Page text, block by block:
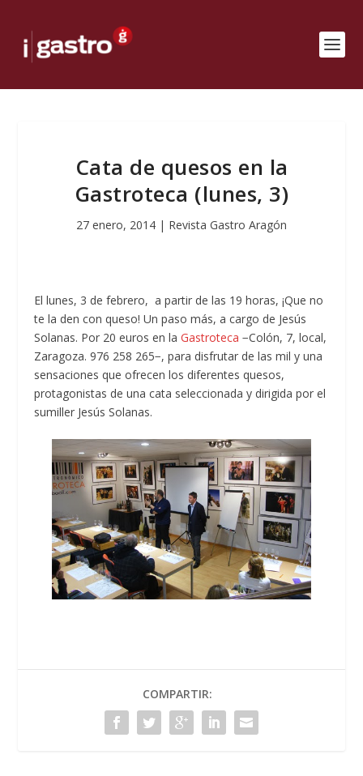
Cata de quesos en la
Gastroteca (lunes, 3)
27 enero, 2014 | Revista Gastro Aragón
El lunes, 3 de febrero, a partir de las 19 horas, ¡Que no
te la den con queso! Un paso más, a cargo de Jesús
Solanas. Por 20 euros en laGastroteca−Colón, 7, local,
Zaragoza. 976 258 265−, para disfrutar de las mil y una
sensaciones que ofrecen los diferentes quesos,
protagonistas de una cata seleccionada y dirigida por el
sumiller Jesús Solanas.
COMPARTIR: